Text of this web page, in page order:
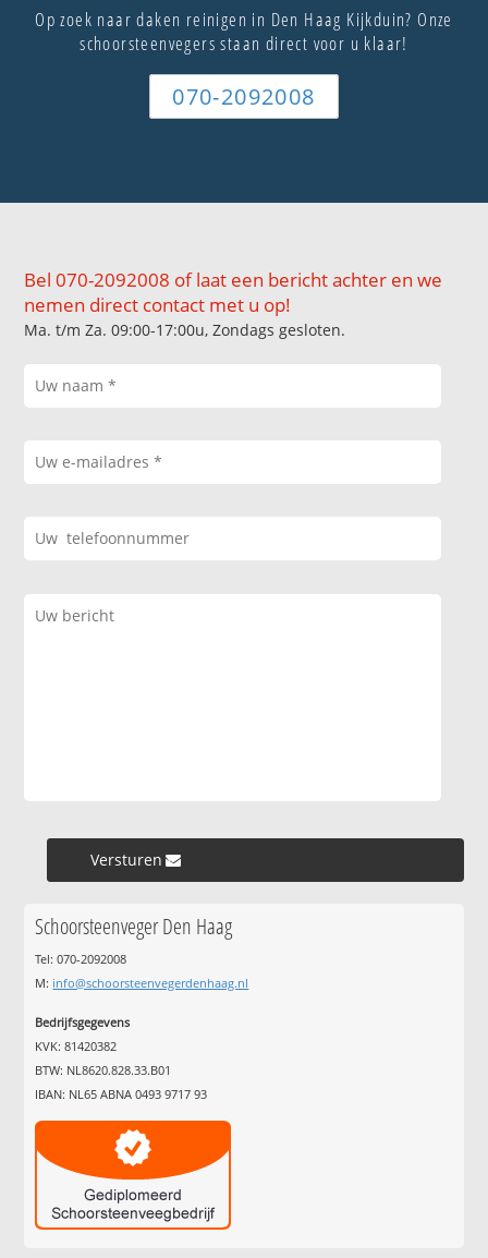
Op zoek naar daken reinigen in Den Haag Kijkduin? Onze
schoorsteenvegers staan direct voor u klaar!
070-2092008
Bel 070-2092008 of laat een bericht achter en we
nemen direct contact met u op!
Ma. t/m Za. 09:00-17:00u, Zondags gesloten.
Versturen »
Schoorsteenveger Den Haag
Tel: 070-2092008
M: info@schoorsteenvegerdenhaag.nl
Bedrijfsgegevens
KVK: 81420382
BTW: NL8620.828.33.B01
IBAN: NL65 ABNA 0493 9717 93